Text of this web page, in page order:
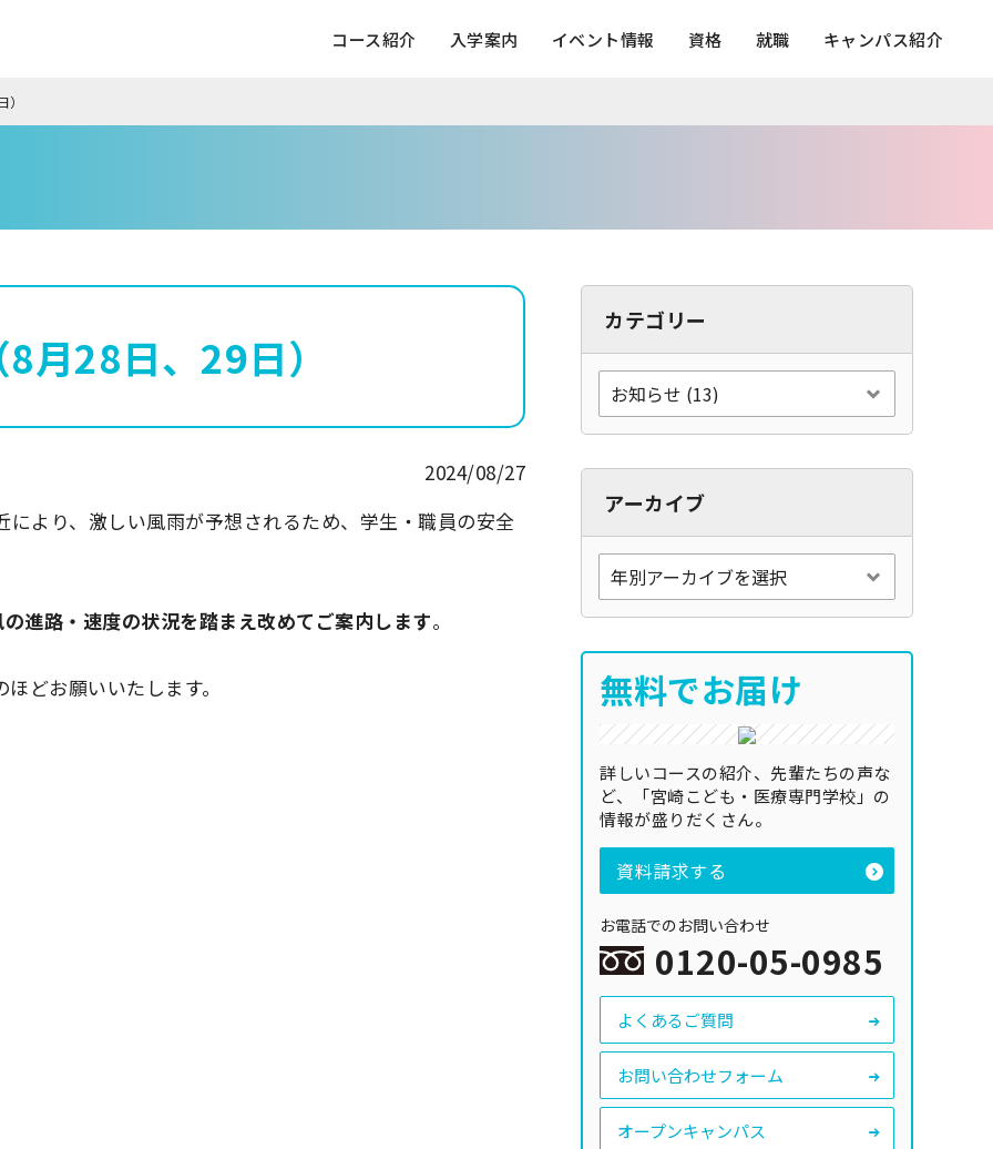
コース紹介 入学案内 イベント情報 資格 就職 キャンパス紹介
月28日、29日）
2024/08/27
により、激しい風雨が予想されるため、学生・職員の安全
進路・速度の状況を踏まえ改めてご案内します。
どお願いいたします。
カテゴリー
アーカイブ
無料でお届け
詳しいコースの紹介、先輩たちの声な
ど、「宮崎こども・医療専門学校」の
情報が盛りだくさん。
資料請求する
お電話でのお問い合わせ
0120-05-0985
よくあるご質問
お問い合わせフォーム
オープンキャンパス